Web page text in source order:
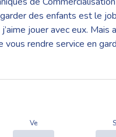
des enfants est le
jouer avec eux. Mais
vous rendre service en
Ve